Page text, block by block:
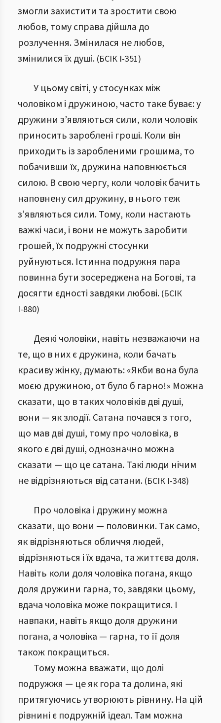
змогли захистити та зростити свою
любов, тому справа дійшла до
розлучення. Змінилася не любов,
змінилися їх душі. (БСІК І-351)
У цьому світі, у стосунках між
чоловіком і дружиною, часто таке буває: у
дружини з’являються сили, коли чоловік
приносить зароблені гроші. Коли він
приходить із заробленими грошима, то
побачивши їх, дружина наповнюється
силою. В свою чергу, коли чоловік бачить
наповнену сил дружину, в нього теж
з’являються сили. Тому, коли настають
важкі часи, і вони не можуть заробити
грошей, їх подружні стосунки
руйнуються. Істинна подружня пара
повинна бути зосереджена на Богові, та
досягти єдності завдяки любові. (БСІК
І-880)
Деякі чоловіки, навіть незважаючи на
те, що в них є дружина, коли бачать
красиву жінку, думають: «Якби вона була
моєю дружиною, от було б гарно!» Можна
сказати, що в таких чоловіків дві душі,
вони — як злодії. Сатана почався з того,
що мав дві душі, тому про чоловіка, в
якого є дві душі, однозначно можна
сказати — що це сатана. Такі люди нічим
не відрізняються від сатани. (БСІК І-348)
Про чоловіка і дружину можна
сказати, що вони — половинки. Так само,
як відрізняються обличчя людей,
відрізняються і їх вдача, та життєва доля.
Навіть коли доля чоловіка погана, якщо
доля дружини гарна, то, завдяки цьому,
вдача чоловіка може покращитися. І
навпаки, навіть якщо доля дружини
погана, а чоловіка — гарна, то її доля
також покращиться.
Тому можна вважати, що долі
подружжя — це як гора та долина, які
притягуючись утворюють рівнину. На цій
рівнині є подружній ідеал. Там можна